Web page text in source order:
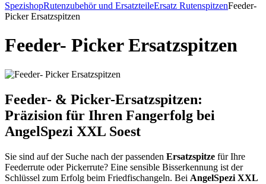
SpezishopRutenzubehör und ErsatzteileErsatz RutenspitzenFeeder-
Picker Ersatzspitzen
Feeder- Picker Ersatzspitzen
Feeder- & Picker-Ersatzspitzen:
Präzision für Ihren Fangerfolg bei
AngelSpezi XXL Soest
Sie sind auf der Suche nach der passenden Ersatzspitze für Ihre
Feederrute oder Pickerrute? Eine sensible Bisserkennung ist der
Schlüssel zum Erfolg beim Friedfischangeln. Bei AngelSpezi XXL